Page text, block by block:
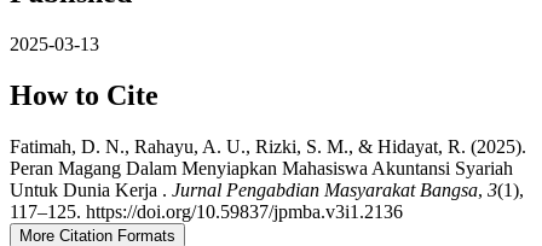
2025-03-13
How to Cite
Fatimah, D. N., Rahayu, A. U., Rizki, S. M., & Hidayat, R. (2025).
Peran Magang Dalam Menyiapkan Mahasiswa Akuntansi Syariah
Untuk Dunia Kerja . Jurnal Pengabdian Masyarakat Bangsa, 3(1),
117–125. https://doi.org/10.59837/jpmba.v3i1.2136
More Citation Formats